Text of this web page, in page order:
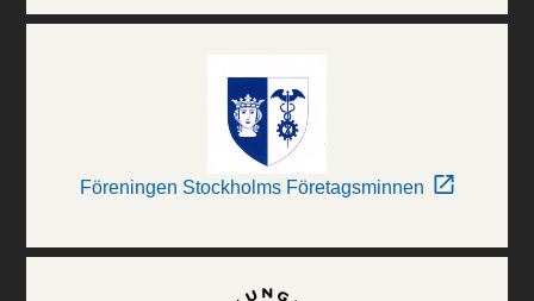
Föreningen Stockholms Företagsminnen